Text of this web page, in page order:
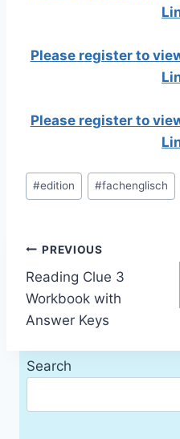
Please register to
Please register to
Post
Tags:
#edition #fachenglisch
Post
navigation
PREVIOUS
Reading Clue 3
Workbook with
Answer Keys
Search